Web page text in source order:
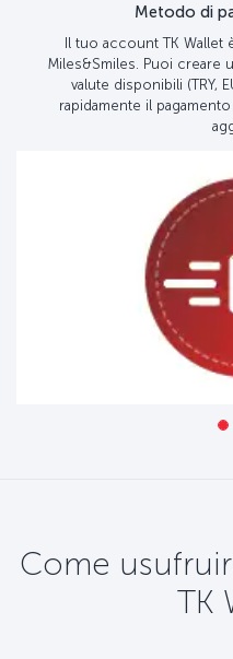
Metodo di
Il tuo account TK Wallet
Miles&Smiles. Puoi creare
valute disponibili (TRY,
rapidamente il
Come
TK